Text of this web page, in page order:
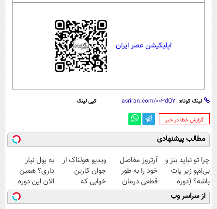
اپلیکیشن عصر ایران
لینک کوتاه: کپی لینک
‌گزارش خطا در خبر
مطالب پیشنهادی
چرا تو نباید بنز و
بی‌ام‌و زیر پات
باشه؟ (دوره
رایگان درآمد
میلیاردی)
آرتروز مفاصل
خود را به طور
قطعی درمان
کنید!
◗پرسش‌نامه◖
ویدیو هولناک از
جوان کارتن
خوابی که
میلیاردر شد.
آموزش رایگان
به پول نیاز
داری؟ همین
الان این دوره
رایگان رو شرکت
کن تا دیر نشده!
از سراسر وب